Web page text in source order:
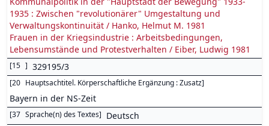
1935 : Zwischen "revolutionärer" Umgestaltung und
Verwaltungskontinuität / Hanko, Helmut M. 1981
Frauen in der Kriegsindustrie : Arbeitsbedingungen,
Lebensumstände und Protestverhalten / Eiber, Ludwig 1981
[15 ] 329195/3
[20 Hauptsachtitel. Körperschaftliche Ergänzung : Zusatz]
Bayern in der NS-Zeit
[37 Sprache(n) des Textes] Deutsch